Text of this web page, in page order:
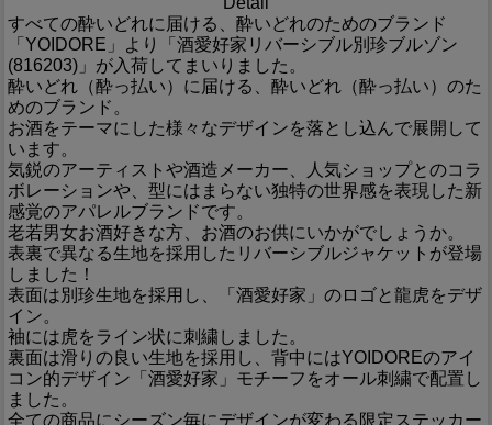
すべての酔いどれに届ける、酔いどれのためのブランド
「YOIDORE」より「酒愛好家リバーシブル別珍ブルゾン
(816203)」が入荷してまいりました。
酔いどれ（酔っ払い）に届ける、酔いどれ（酔っ払い）のた
めのブランド。
お酒をテーマにした様々なデザインを落とし込んで展開して
います。
気鋭のアーティストや酒造メーカー、人気ショップとのコラ
ボレーションや、型にはまらない独特の世界感を表現した新
感覚のアパレルブランドです。
老若男女お酒好きな方、お酒のお供にいかがでしょうか。
表裏で異なる生地を採用したリバーシブルジャケットが登場
しました！
表面は別珍生地を採用し、「酒愛好家」のロゴと龍虎をデザ
イン。
袖には虎をライン状に刺繍しました。
裏面は滑りの良い生地を採用し、背中にはYOIDOREのアイ
コン的デザイン「酒愛好家」モチーフをオール刺繍で配置し
ました。
全ての商品にシーズン毎にデザインが変わる限定ステッカー